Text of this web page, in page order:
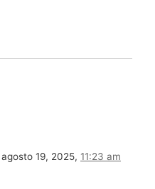
agosto 19, 2025, 11:23 am